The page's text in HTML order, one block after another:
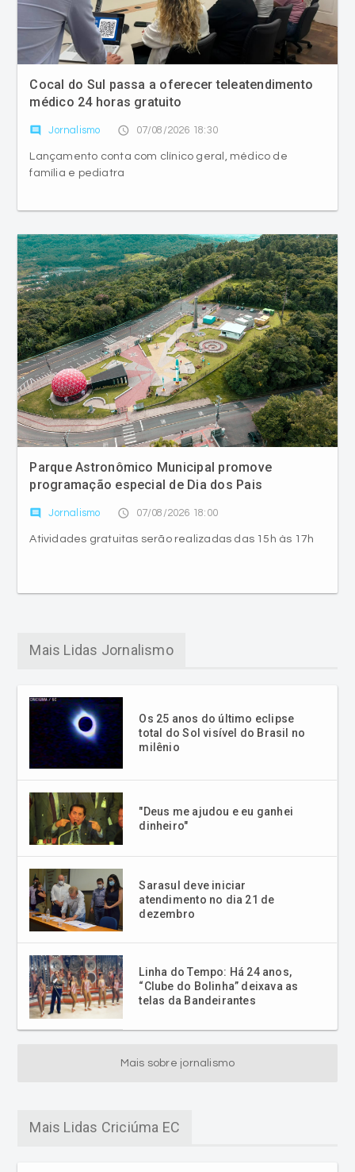
Cocal do Sul passa a oferecer teleatendimento
médico 24 horas gratuito
comment Jornalismo access_time 07/08/2026 18:30
Lançamento conta com clínico geral, médico de
família e pediatra
Parque Astronômico Municipal promove
programação especial de Dia dos Pais
comment Jornalismo access_time 07/08/2026 18:00
Atividades gratuitas serão realizadas das 15h às 17h
Mais Lidas Jornalismo
Os 25 anos do último eclipse
total do Sol visível do Brasil no
milênio
"Deus me ajudou e eu ganhei
dinheiro"
Sarasul deve iniciar
atendimento no dia 21 de
dezembro
Linha do Tempo: Há 24 anos,
“Clube do Bolinha” deixava as
telas da Bandeirantes
Mais sobre jornalismo
Mais Lidas Criciúma EC